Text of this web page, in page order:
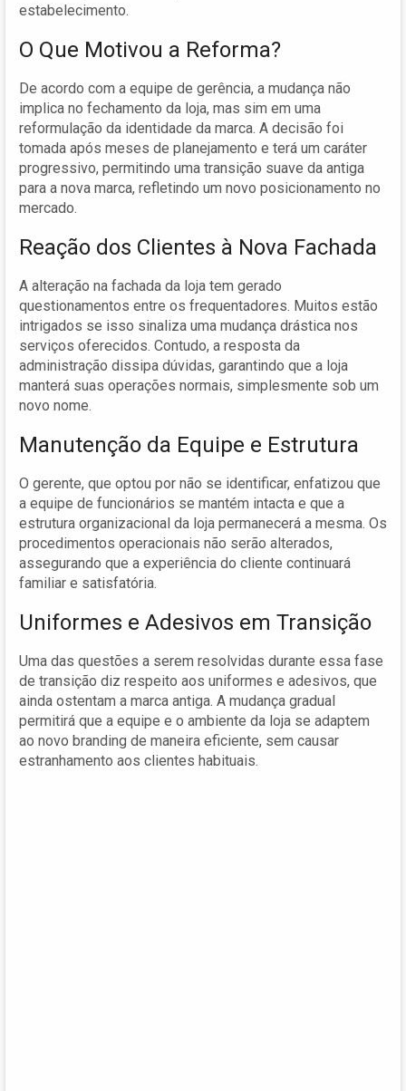
estabelecimento.
O Que Motivou a Reforma?
De acordo com a equipe de gerência, a mudança não
implica no fechamento da loja, mas sim em uma
reformulação da identidade da marca. A decisão foi
tomada após meses de planejamento e terá um caráter
progressivo, permitindo uma transição suave da antiga
para a nova marca, refletindo um novo posicionamento no
mercado.
Reação dos Clientes à Nova Fachada
A alteração na fachada da loja tem gerado
questionamentos entre os frequentadores. Muitos estão
intrigados se isso sinaliza uma mudança drástica nos
serviços oferecidos. Contudo, a resposta da
administração dissipa dúvidas, garantindo que a loja
manterá suas operações normais, simplesmente sob um
novo nome.
Manutenção da Equipe e Estrutura
O gerente, que optou por não se identificar, enfatizou que
a equipe de funcionários se mantém intacta e que a
estrutura organizacional da loja permanecerá a mesma. Os
procedimentos operacionais não serão alterados,
assegurando que a experiência do cliente continuará
familiar e satisfatória.
Uniformes e Adesivos em Transição
Uma das questões a serem resolvidas durante essa fase
de transição diz respeito aos uniformes e adesivos, que
ainda ostentam a marca antiga. A mudança gradual
permitirá que a equipe e o ambiente da loja se adaptem
ao novo branding de maneira eficiente, sem causar
estranhamento aos clientes habituais.